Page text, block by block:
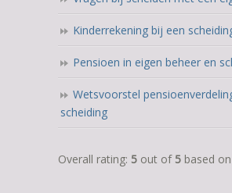
Kinderrekening bij een
Pensioen in eigen beheer en
Wetsvoorstel
scheiding
5,0
Overall rating: 5 out of 5 based on